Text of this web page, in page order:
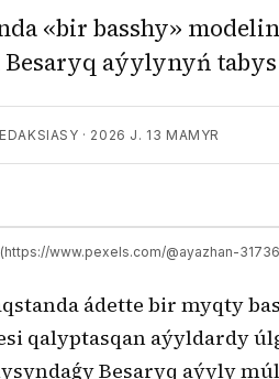
«bir basshy»
Besaryq aýylynyń tabys
· 2026 J. 13 MAMYR
(https://www.pexels.com/@ayazhan-
ádette bir myqty
qalyptasqan aýyldardy
Besaryq aýyly